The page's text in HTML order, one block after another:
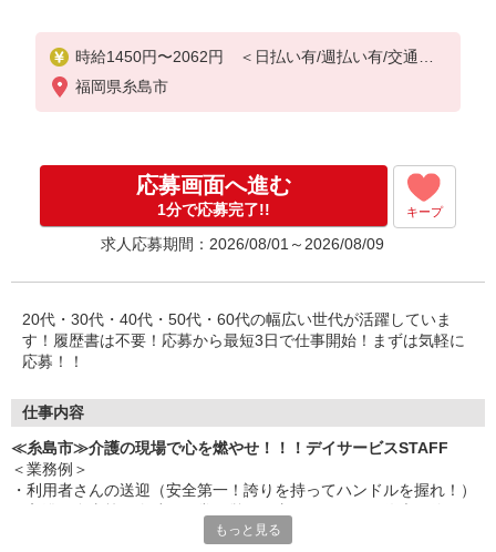
時給1450円〜2062円 ＜日払い有/週払い有/交通費
全支給(ガソリン代含む)＞
福岡県糸島市
応募画面へ進む
1分で応募完了!! キープ
求人応募期間：2026/08/01～2026/08/09
20代・30代・40代・50代・60代の幅広い世代が活躍していま
す！履歴書は不要！応募から最短3日で仕事開始！まずは気軽に
応募！！
仕事内容
≪糸島市≫介護の現場で心を燃やせ！！！デイサービスSTAFF
＜業務例＞
・利用者さんの送迎（安全第一！誇りを持ってハンドルを握れ！）
もっと見る